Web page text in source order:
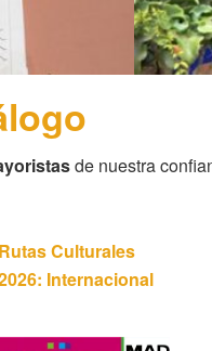
de nuestra
Rutas Culturales
Internacional